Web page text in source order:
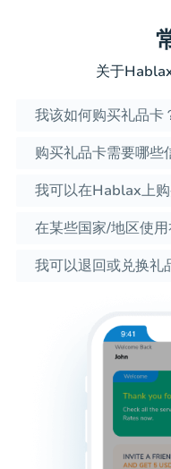
关于
我该如何购买礼品卡
购买礼品卡需要哪些
我可以在Hablax上
在某些国家/地区使
我可以退回或兑换礼